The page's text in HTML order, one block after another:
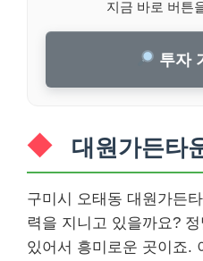
지금 바로 버튼
투자
대원가든타
구미시 오태동 대원가든
력을 지니고 있을까요?
있어서 흥미로운 곳이죠.